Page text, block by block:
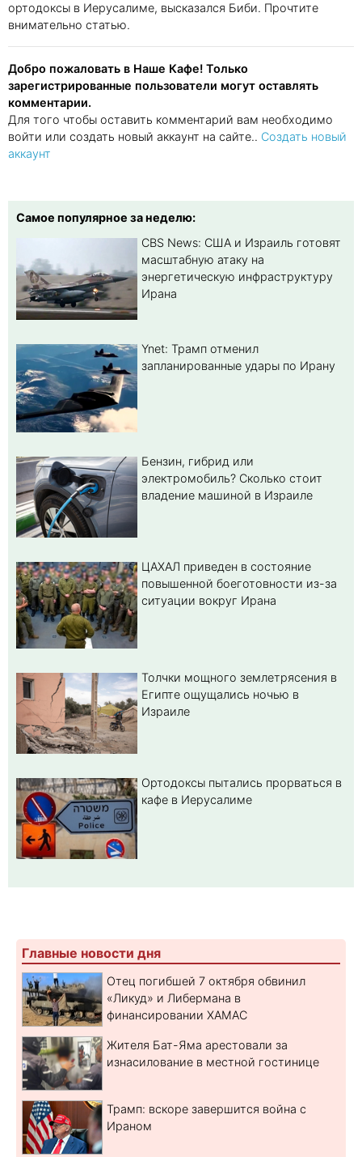
ортодоксы в Иерусалиме, высказался Биби. Прочтите
внимательно статью.
Добро пожаловать в Наше Кафе! Только
зарегистрированные пользователи могут оставлять
комментарии.
Для того чтобы оставить комментарий вам необходимо
войти или создать новый аккаунт на сайте.. Создать новый
аккаунт
Самое популярное за неделю:
CBS News: США и Израиль готовят
масштабную атаку на
энергетическую инфраструктуру
Ирана
Ynet: Трамп отменил
запланированные удары по Ирану
Бензин, гибрид или
электромобиль? Cколько стоит
владение машиной в Израиле
ЦАХАЛ приведен в состояние
повышенной боеготовности из-за
ситуации вокруг Ирана
Толчки мощного землетрясения в
Египте ощущались ночью в
Израиле
Ортодоксы пытались прорваться в
кафе в Иерусалиме
Главные новости дня
Отец погибшей 7 октября обвинил
«Ликуд» и Либермана в
финансировании ХАМАС
Жителя Бат-Яма арестовали за
изнасилование в местной гостинице
Трамп: вскоре завершится война с
Ираном